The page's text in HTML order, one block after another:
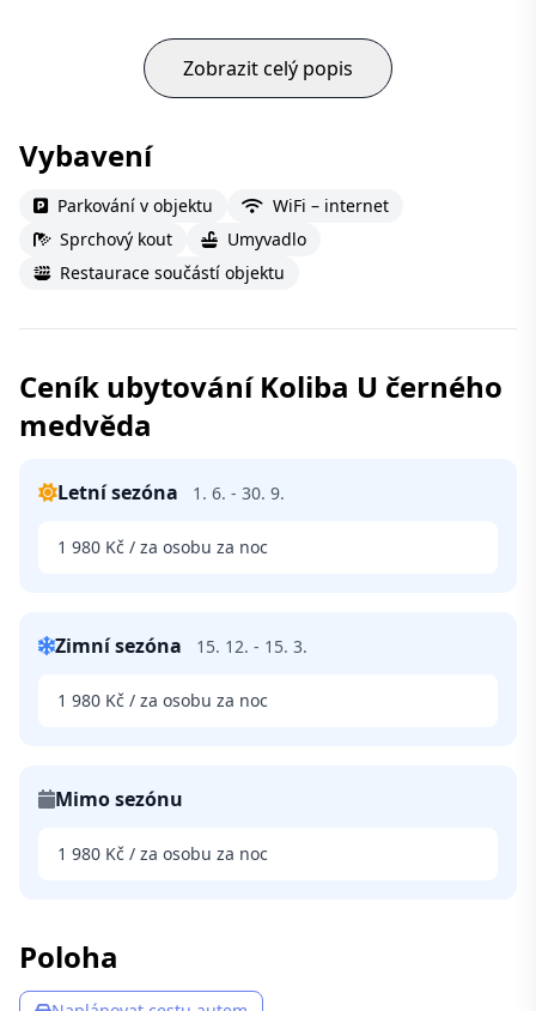
Zobrazit celý popis
Vybavení
Parkování v objektu
WiFi – internet
Sprchový kout
Umyvadlo
Restaurace součástí objektu
Ceník ubytování Koliba U černého
medvěda
Letní sezóna 1. 6. - 30. 9.
1 980 Kč / za osobu za noc
Zimní sezóna 15. 12. - 15. 3.
1 980 Kč / za osobu za noc
Mimo sezónu
1 980 Kč / za osobu za noc
Poloha